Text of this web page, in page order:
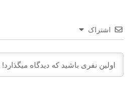
اشتراک